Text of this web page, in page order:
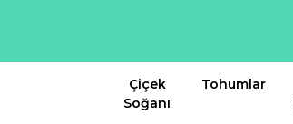
Çiçek
Soğanı
Tohumlar